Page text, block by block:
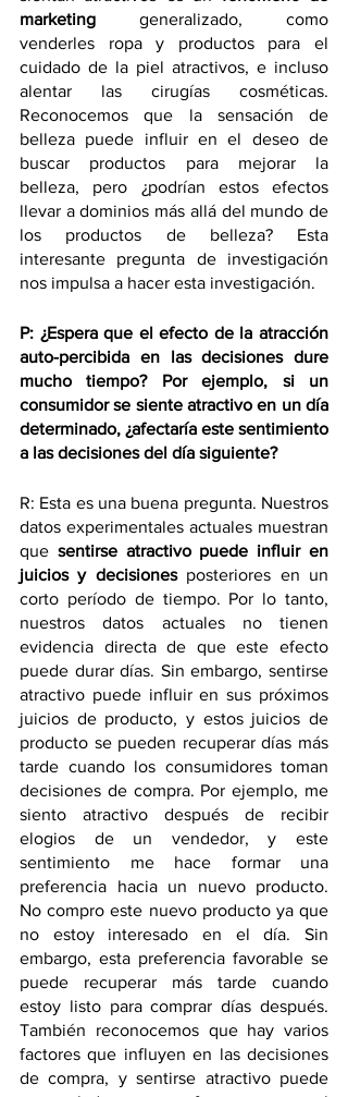
marketing generalizado, como
venderles ropa y productos para el
cuidado de la piel atractivos, e incluso
alentar las cirugías cosméticas.
Reconocemos que la sensación de
belleza puede influir en el deseo de
buscar productos para mejorar la
belleza, pero ¿podrían estos efectos
llevar a dominios más allá del mundo de
los productos de belleza? Esta
interesante pregunta de investigación
nos impulsa a hacer esta investigación.
P: ¿Espera que el efecto de la atracción
auto-percibida en las decisiones dure
mucho tiempo? Por ejemplo, si un
consumidor se siente atractivo en un día
determinado, ¿afectaría este sentimiento
a las decisiones del día siguiente?
R: Esta es una buena pregunta. Nuestros
datos experimentales actuales muestran
que sentirse atractivo puede influir en
juicios y decisiones posteriores en un
corto período de tiempo. Por lo tanto,
nuestros datos actuales no tienen
evidencia directa de que este efecto
puede durar días. Sin embargo, sentirse
atractivo puede influir en sus próximos
juicios de producto, y estos juicios de
producto se pueden recuperar días más
tarde cuando los consumidores toman
decisiones de compra. Por ejemplo, me
siento atractivo después de recibir
elogios de un vendedor, y este
sentimiento me hace formar una
preferencia hacia un nuevo producto.
No compro este nuevo producto ya que
no estoy interesado en el día. Sin
embargo, esta preferencia favorable se
puede recuperar más tarde cuando
estoy listo para comprar días después.
También reconocemos que hay varios
factores que influyen en las decisiones
de compra, y sentirse atractivo puede